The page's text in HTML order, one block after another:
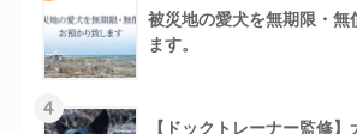
被災地の愛犬を無期限・無
ます。
4
【ドックトレーナー監修